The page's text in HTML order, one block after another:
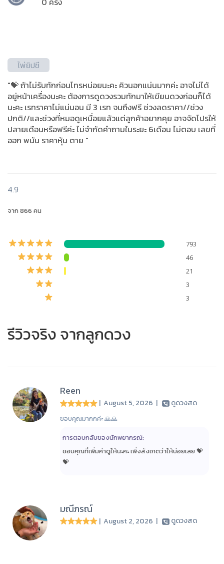
ไพ่ยิปซี
"💝 ถ้าไม่รับทักก่อนโทรหน่อยนะคะ คิวนอกแน่นมากค่ะ อาจไม่ได้
อยู่หน้าเครื่องนะคะ ต้องการดูดวงรวมทักมาให้เขียนดวงก่อนก็ได้
นะคะ เรทราคาไม่แน่นอน มี 3 เรท จนถึงฟรี ช่วงลดราคา//ช่วง
ปกติ//และช่วงที่หมอดูเหนื่อยแล้วแต่ลูกค้าอยากคุย อาจจัดโปรให้
ปลายเดือนหรือฟรีค่ะ ไม่จำกัดคำถามในระยะ 6เดือน ไม่ตอบ เลขที่
ออก พนัน ราคาหุ้น ตาย "
4.9
จาก 866 คน
793
46
21
3
3
รีวิวจริง จากลูกดวง
Reen
| August 5, 2026 | ดูดวงสด
ขอบคุณมากกค่ะ 🙏🙏
การตอบกลับของนักพยากรณ์:
ชอบคุณที่เพิ่มค่าดูให้นะคะ เพิ่งสังเกตว่าให้บ่อยเลย 💝
💝
มณีภรณ์
| August 2, 2026 | ดูดวงสด